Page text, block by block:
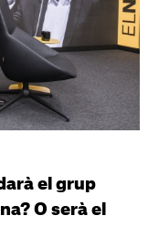
el grup
O serà el